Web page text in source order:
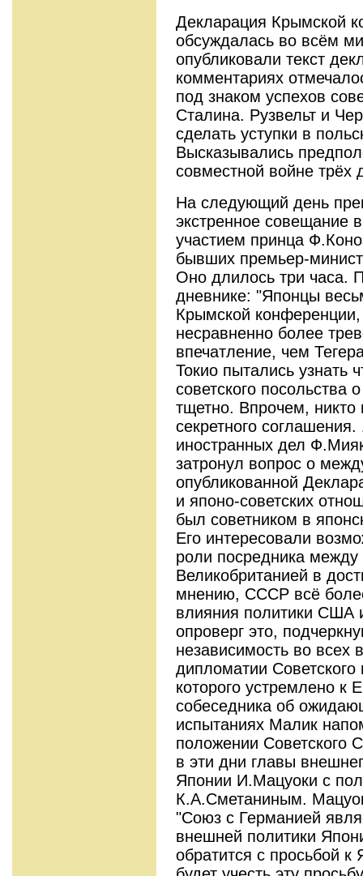
Декларация Крымской
обсуждалась во всём
опубликовали текст
комментариях
под знаком успехов
Сталина. Рузвельт и
сделать уступки в
Высказывались
совместной войне трёх
На следующий день
экстренное совещание
участием принца
бывших премьер-
Оно длилось три часа.
дневнике: "Японцы
Крымской
несравненно более
впечатление, чем
Токио пытались узнать
советского
тщетно. Впрочем, никто
секретного
иностранных дел
затронул вопрос о
опубликованной
и японо-советских
был советником в
Его интересовали
роли посредника
Великобританией в
мнению, СССР всё
влияния политики США
опроверг это,
независимость во всех
дипломатии
которого устремлено к
собеседника об
испытаниях Малик
положении Советского
в эти дни главы
Японии И.Мацуоки с
К.А.Сметаниным.
"Союз с Германией
внешней политики
обратится с просьбой